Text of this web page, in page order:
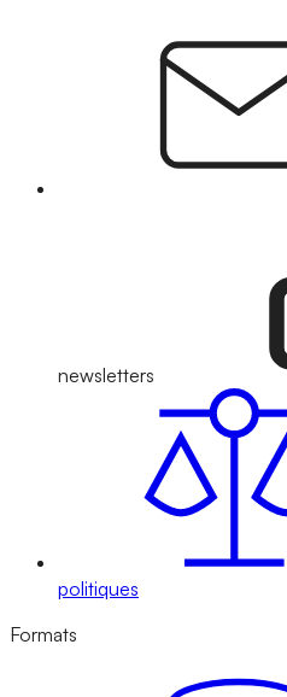
newsletters
politiques
Formats